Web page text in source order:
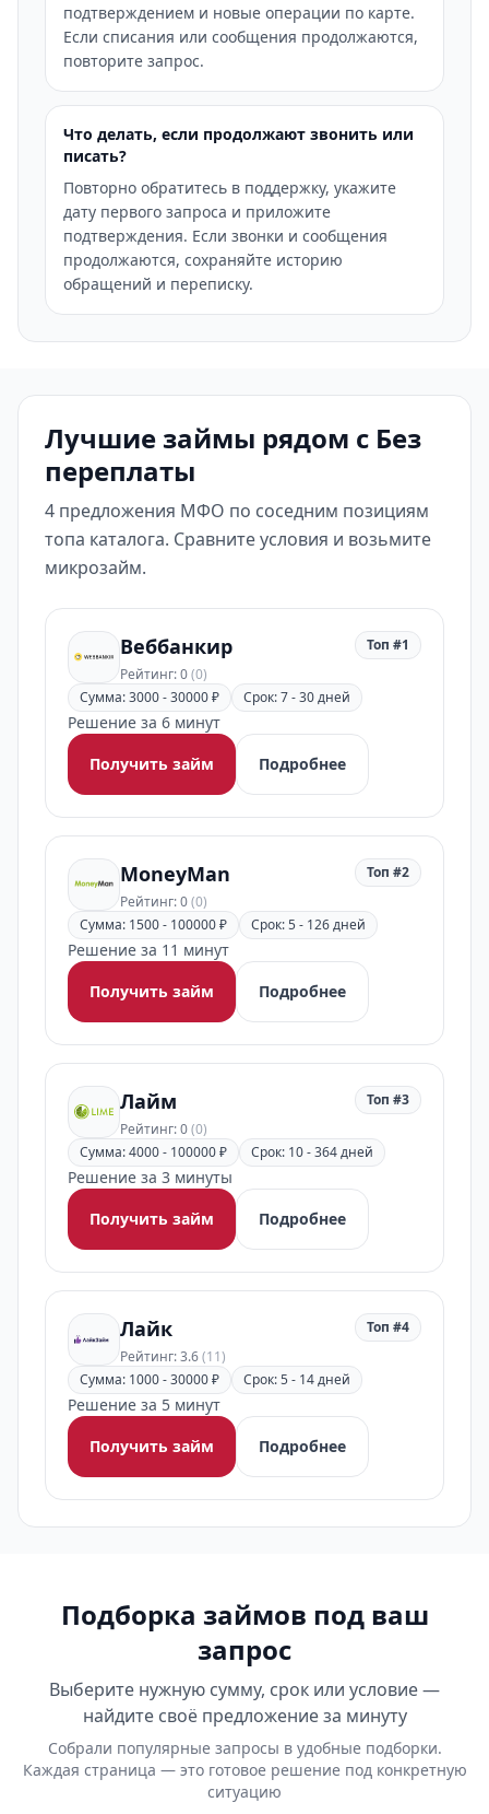
подтверждением и новые операции по карте.
Если списания или сообщения продолжаются,
повторите запрос.
Что делать, если продолжают звонить или
писать?
Повторно обратитесь в поддержку, укажите
дату первого запроса и приложите
подтверждения. Если звонки и сообщения
продолжаются, сохраняйте историю
обращений и переписку.
Лучшие займы рядом с Без
переплаты
4 предложения МФО по соседним позициям
топа каталога. Сравните условия и возьмите
микрозайм.
Веббанкир
Рейтинг: 0(0)
Топ #1
Сумма: 3000 - 30000 ₽ Срок: 7 - 30 дней
Решение за 6 минут
Получить займ
Подробнее
MoneyMan
Рейтинг: 0(0)
Топ #2
Сумма: 1500 - 100000 ₽ Срок: 5 - 126 дней
Решение за 11 минут
Получить займ
Подробнее
Лайм
Рейтинг: 0(0)
Топ #3
Сумма: 4000 - 100000 ₽ Срок: 10 - 364 дней
Решение за 3 минуты
Получить займ
Подробнее
Лайк
Рейтинг: 3.6(11)
Топ #4
Сумма: 1000 - 30000 ₽ Срок: 5 - 14 дней
Решение за 5 минут
Получить займ
Подробнее
Подборка займов под ваш
запрос
Выберите нужную сумму, срок или условие —
найдите своё предложение за минуту
Собрали популярные запросы в удобные подборки.
Каждая страница — это готовое решение под конкретную
ситуацию